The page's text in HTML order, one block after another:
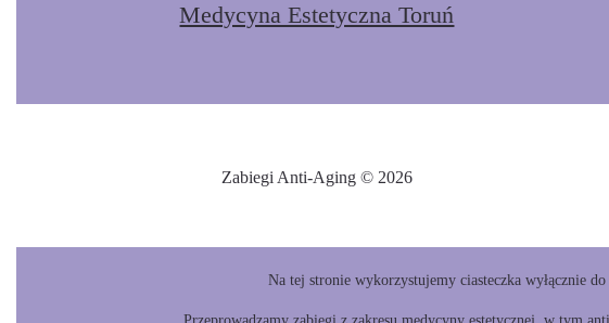
Medycyna Estetyczna Toruń
Zabiegi Anti-Aging © 2026
Na tej stronie wykorzystujemy ciasteczka wyłącznie